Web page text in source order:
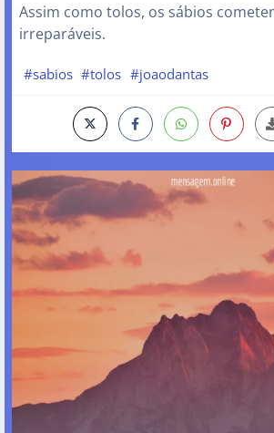
Assim como tolos, os sábios
irreparáveis.
#sabios #tolos #joaodantas